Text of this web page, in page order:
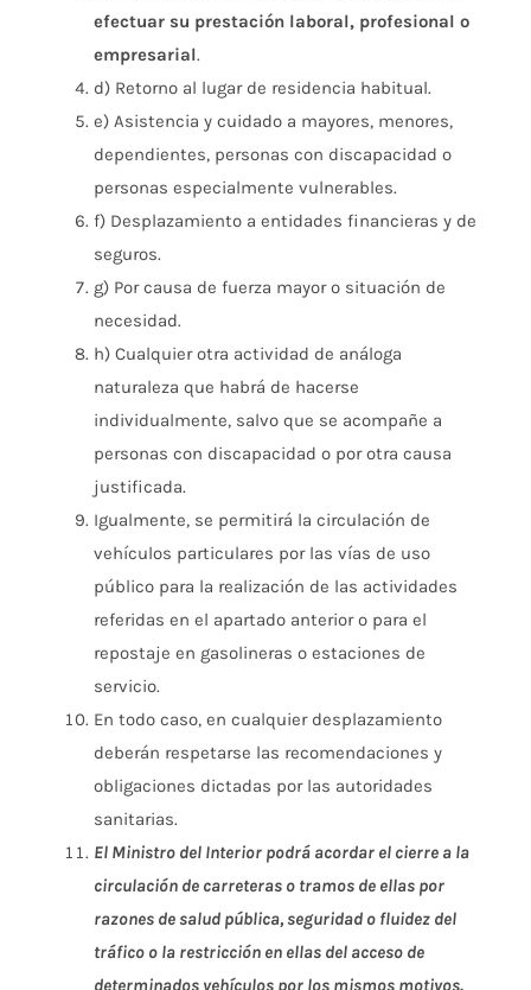
efectuar su prestación laboral, profesional o
empresarial.
d) Retorno al lugar de residencia habitual.
e) Asistencia y cuidado a mayores, menores,
dependientes, personas con discapacidad o
personas especialmente vulnerables.
f) Desplazamiento a entidades financieras y de
seguros.
g) Por causa de fuerza mayor o situación de
necesidad.
h) Cualquier otra actividad de análoga
naturaleza que habrá de hacerse
individualmente, salvo que se acompañe a
personas con discapacidad o por otra causa
justificada.
Igualmente, se permitirá la circulación de
vehículos particulares por las vías de uso
público para la realización de las actividades
referidas en el apartado anterior o para el
repostaje en gasolineras o estaciones de
servicio.
En todo caso, en cualquier desplazamiento
deberán respetarse las recomendaciones y
obligaciones dictadas por las autoridades
sanitarias.
El Ministro del Interior podrá acordar el cierre a la
circulación de carreteras o tramos de ellas por
razones de salud pública, seguridad o fluidez del
tráfico o la restricción en ellas del acceso de
determinados vehículos por los mismos motivos.